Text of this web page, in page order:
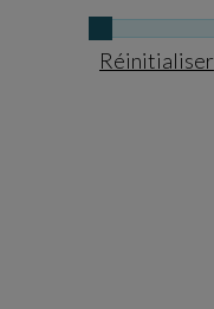
Réinitialiser